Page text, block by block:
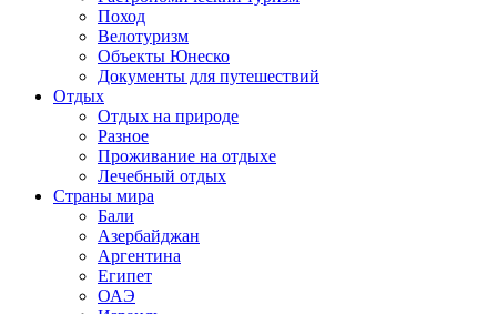
Поход
Велотуризм
Объекты Юнеско
Документы для путешествий
Отдых
Отдых на природе
Разное
Проживание на отдыхе
Лечебный отдых
Страны мира
Бали
Азербайджан
Аргентина
Египет
ОАЭ